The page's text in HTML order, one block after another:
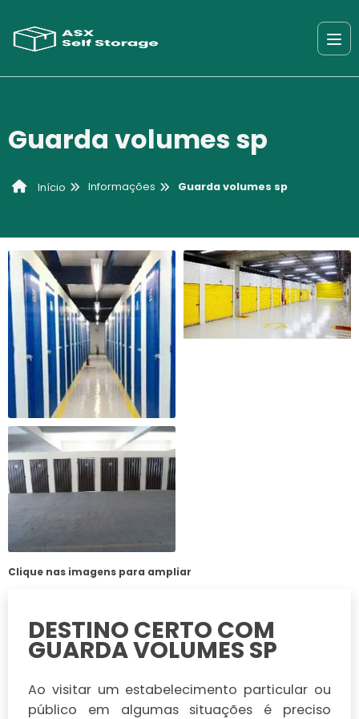
Guarda volumes sp
Início Informações Guarda volumes sp
Clique nas imagens para ampliar
DESTINO CERTO COM
GUARDA VOLUMES SP
Ao visitar um estabelecimento particular ou
público em algumas situações é preciso